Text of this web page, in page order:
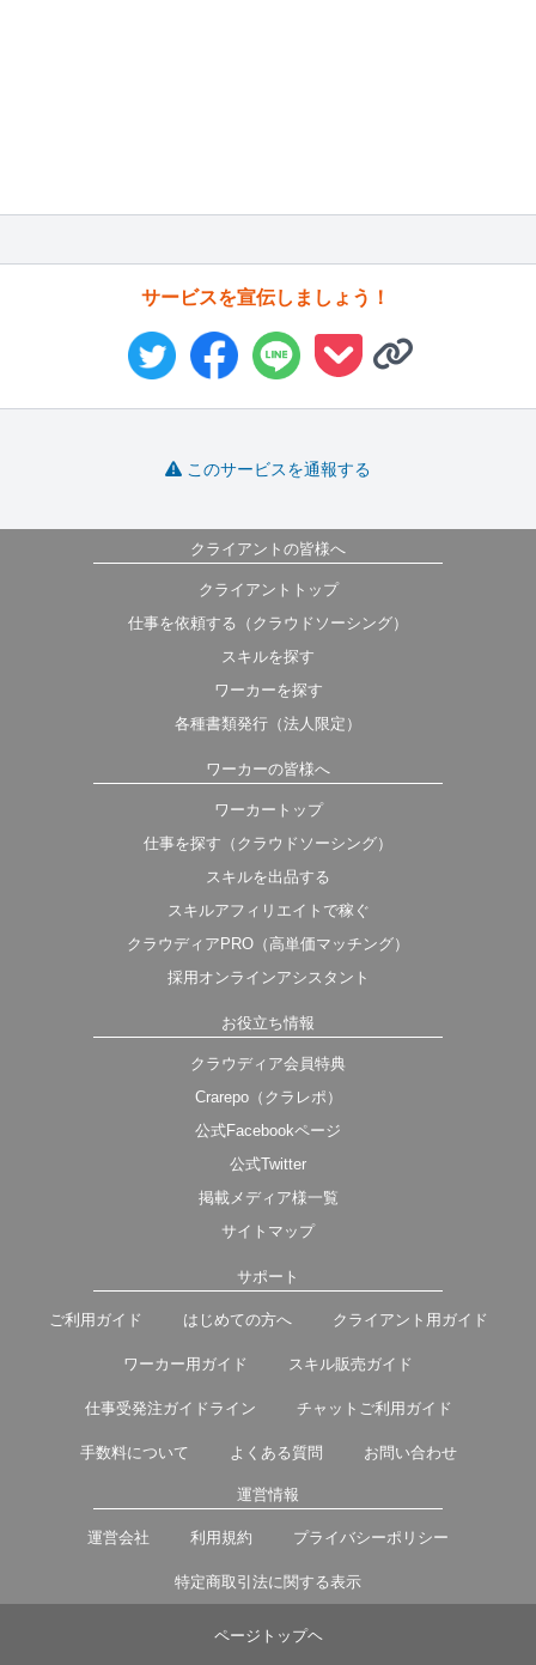
サービスを宣伝しましょう！
このサービスを通報する
クライアントの皆様へ
クライアントトップ
仕事を依頼する（クラウドソーシング）
スキルを探す
ワーカーを探す
各種書類発行（法人限定）
ワーカーの皆様へ
ワーカートップ
仕事を探す（クラウドソーシング）
スキルを出品する
スキルアフィリエイトで稼ぐ
クラウディアPRO（高単価マッチング）
採用オンラインアシスタント
お役立ち情報
クラウディア会員特典
Crarepo（クラレポ）
公式Facebookページ
公式Twitter
掲載メディア様一覧
サイトマップ
サポート
ご利用ガイド はじめての方へ クライアント用ガイド
ワーカー用ガイド スキル販売ガイド
仕事受発注ガイドライン チャットご利用ガイド
手数料について よくある質問 お問い合わせ
運営情報
運営会社 利用規約 プライバシーポリシー
特定商取引法に関する表示
ページトップヘ